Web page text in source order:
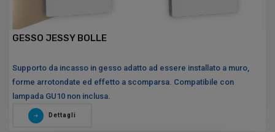
GESSO JESSY BOLLE
Supporto da incasso in gesso adatto ad essere installato a muro,
forme arrotondate ed effetto a scomparsa. Compatibile con
lampada GU10 non inclusa.
Dettagli